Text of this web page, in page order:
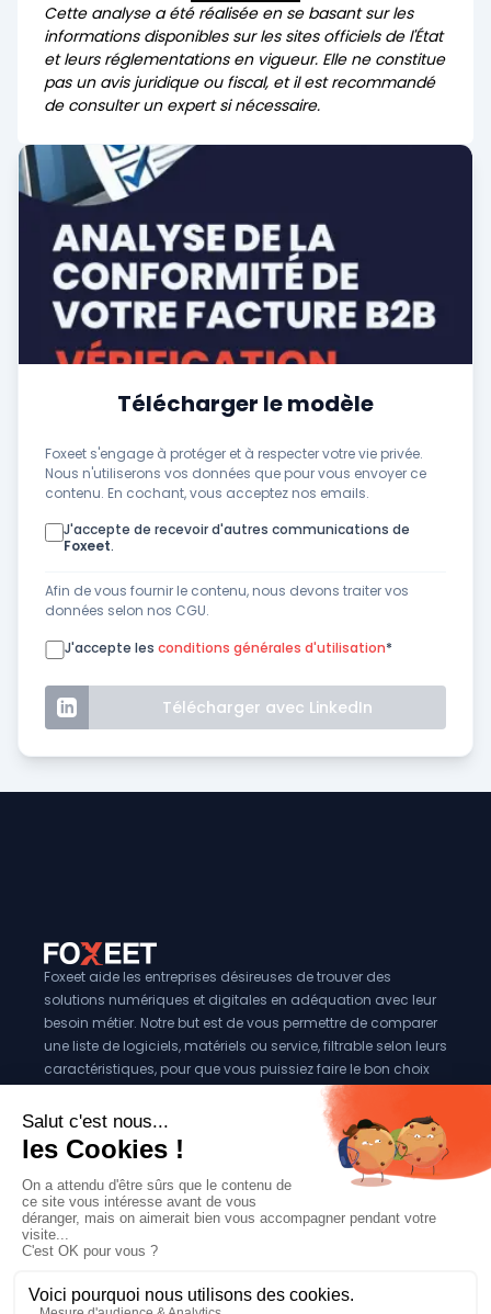
Cette analyse a été réalisée en se basant sur les
informations disponibles sur les sites officiels de l'État
et leurs réglementations en vigueur. Elle ne constitue
pas un avis juridique ou fiscal, et il est recommandé
de consulter un expert si nécessaire.
Télécharger le modèle
Foxeet s'engage à protéger et à respecter votre vie privée.
Nous n'utiliserons vos données que pour vous envoyer ce
contenu. En cochant, vous acceptez nos emails.
J'accepte de recevoir d'autres communications de
Foxeet.
Afin de vous fournir le contenu, nous devons traiter vos
données selon nos CGU.
J'accepte les conditions générales d'utilisation*
Télécharger avec LinkedIn
Foxeet aide les entreprises désireuses de trouver des
solutions numériques et digitales en adéquation avec leur
besoin métier. Notre but est de vous permettre de comparer
une liste de logiciels, matériels ou service, filtrable selon leurs
caractéristiques, pour que vous puissiez faire le bon choix
Vous êtes éditeur?
Se référencer sur Foxeet
Réseaux
Mentions légales